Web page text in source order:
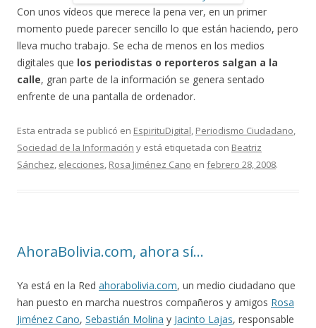
Con unos vídeos que merece la pena ver, en un primer
momento puede parecer sencillo lo que están haciendo, pero
lleva mucho trabajo. Se echa de menos en los medios
digitales que los periodistas o reporteros salgan a la
calle, gran parte de la información se genera sentado
enfrente de una pantalla de ordenador.
Esta entrada se publicó en EspirituDigital, Periodismo Ciudadano,
Sociedad de la Información y está etiquetada con Beatriz
Sánchez, elecciones, Rosa Jiménez Cano en febrero 28, 2008.
AhoraBolivia.com, ahora sí…
Ya está en la Red ahorabolivia.com, un medio ciudadano que
han puesto en marcha nuestros compañeros y amigos Rosa
Jiménez Cano, Sebastián Molina y Jacinto Lajas, responsable